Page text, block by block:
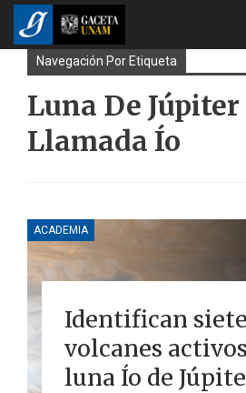
Navegación Por Etiqueta
Luna De Júpiter
Llamada Ío
ACADEMIA
Identifican siete
volcanes
luna Ío de